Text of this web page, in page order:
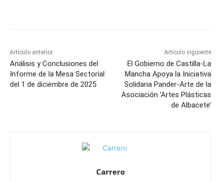
Artículo anterior
Análisis y Conclusiones del
Informe de la Mesa Sectorial
del 1 de diciembre de 2025
Artículo siguiente
El Gobierno de Castilla-La
Mancha Apoya la Iniciativa
Solidaria Pander-Arte de la
Asociación ‘Artes Plásticas
de Albacete’
Carrero